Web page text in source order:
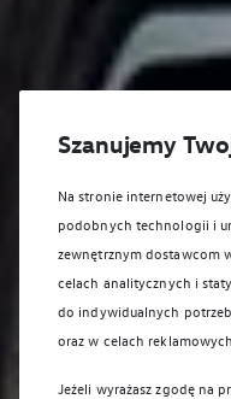
Szanujemy
Na stronie internetowej
podobnych technologii i
zewnętrznym dostawcom
celach analitycznych i
do indywidualnych
oraz w celach reklamowych.
Jeżeli wyrażasz zgodę na